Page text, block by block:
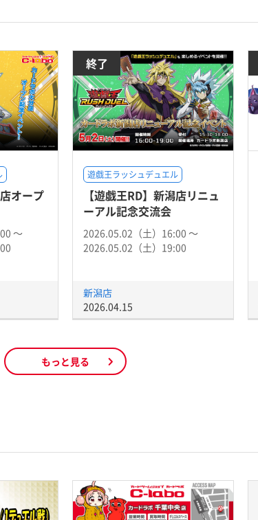
オープ
〜
終了
遊戯王ラッシュデュエル
【遊戯王RD】新潟店リニュ
ーアル記念交流会
2026.05.02（土）16:00 〜
2026.05.02（土）19:00
新潟店
2026.04.15
もっと見る